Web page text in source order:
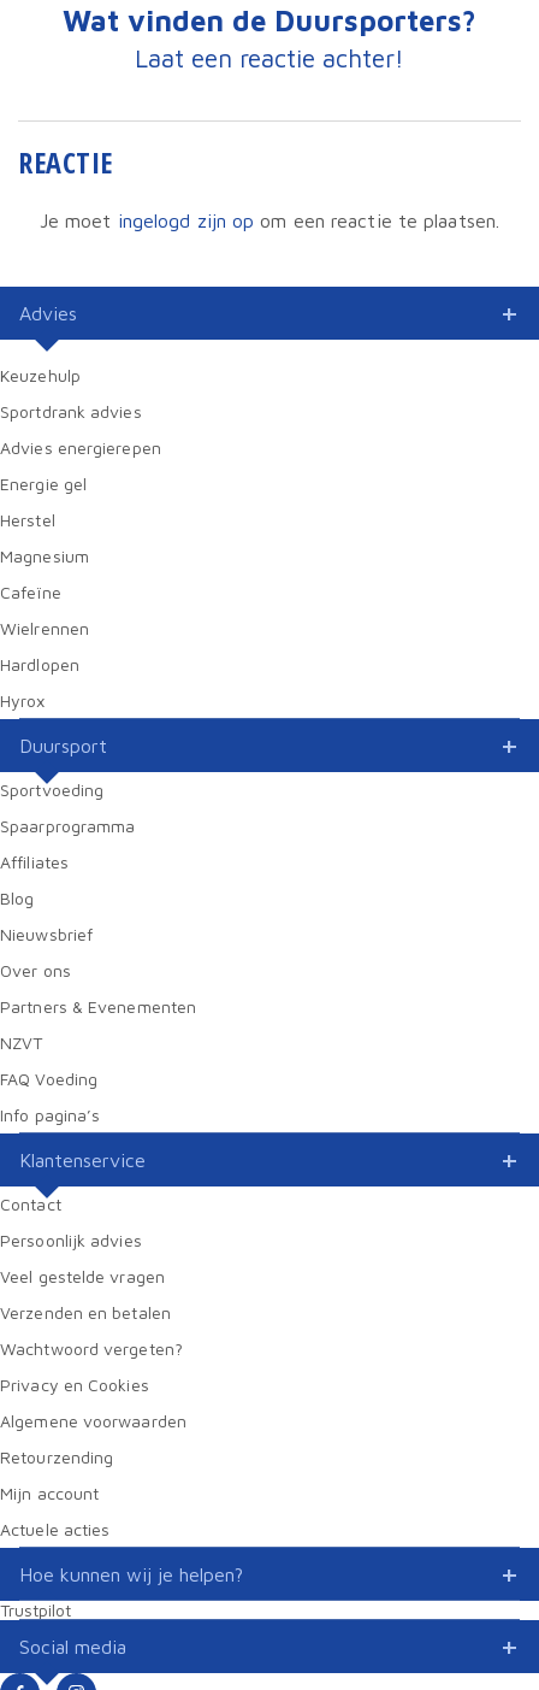
Wat vinden de Duursporters?
Laat een reactie achter!
REACTIE
Je moet ingelogd zijn op om een reactie te plaatsen.
Advies
Keuzehulp
Sportdrank advies
Advies energierepen
Energie gel
Herstel
Magnesium
Cafeïne
Wielrennen
Hardlopen
Hyrox
Duursport
Sportvoeding
Spaarprogramma
Affiliates
Blog
Nieuwsbrief
Over ons
Partners & Evenementen
NZVT
FAQ Voeding
Info pagina’s
Klantenservice
Contact
Persoonlijk advies
Veel gestelde vragen
Verzenden en betalen
Wachtwoord vergeten?
Privacy en Cookies
Algemene voorwaarden
Retourzending
Mijn account
Actuele acties
Hoe kunnen wij je helpen?
Trustpilot
Social media